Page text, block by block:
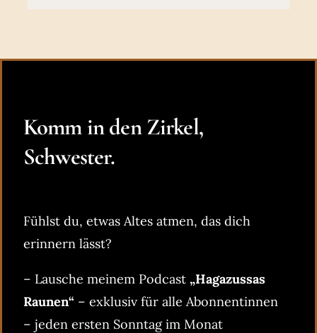
Komm in den Zirkel,
Schwester.
Fühlst du, etwas Altes atmen, das dich
erinnern lässt?
– Lausche meinem Podcast „Hagazussas
Raunen“ – exklusiv für alle Abonnentinnen
– jeden ersten Sonntag im Monat